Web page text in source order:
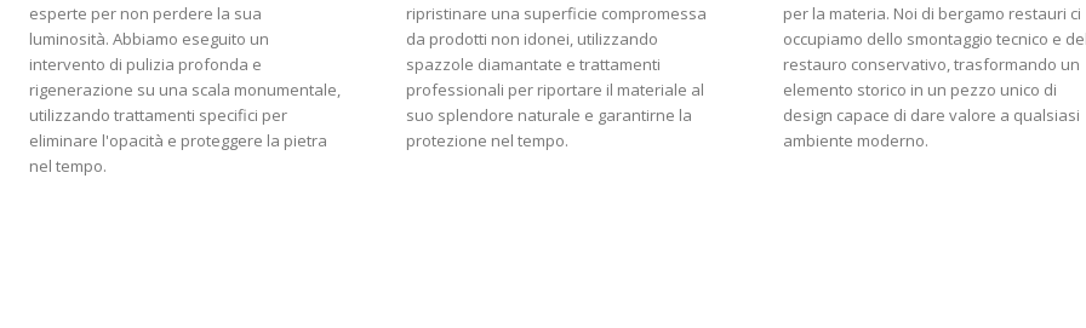
esperte per non perdere la sua
luminosità. Abbiamo eseguito un
intervento di pulizia profonda e
rigenerazione su una scala monumentale,
utilizzando trattamenti specifici per
eliminare l'opacità e proteggere la pietra
nel tempo.
ripristinare una superficie compromessa
da prodotti non idonei, utilizzando
spazzole diamantate e trattamenti
professionali per riportare il materiale al
suo splendore naturale e garantirne la
protezione nel tempo.
per la materia. Noi di bergamo restauri ci
occupiamo dello smontaggio tecnico e
restauro conservativo, trasformando un
elemento storico in un pezzo unico di
design capace di dare valore a qualsiasi
ambiente moderno.